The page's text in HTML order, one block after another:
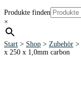
Produkte finden
×
Start > Shop > Zubehör >
x 250 x 1,0mm carbon